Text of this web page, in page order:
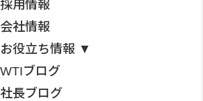
採用情報
会社情報
お役立ち情報 ▼
WTIブログ
社長ブログ